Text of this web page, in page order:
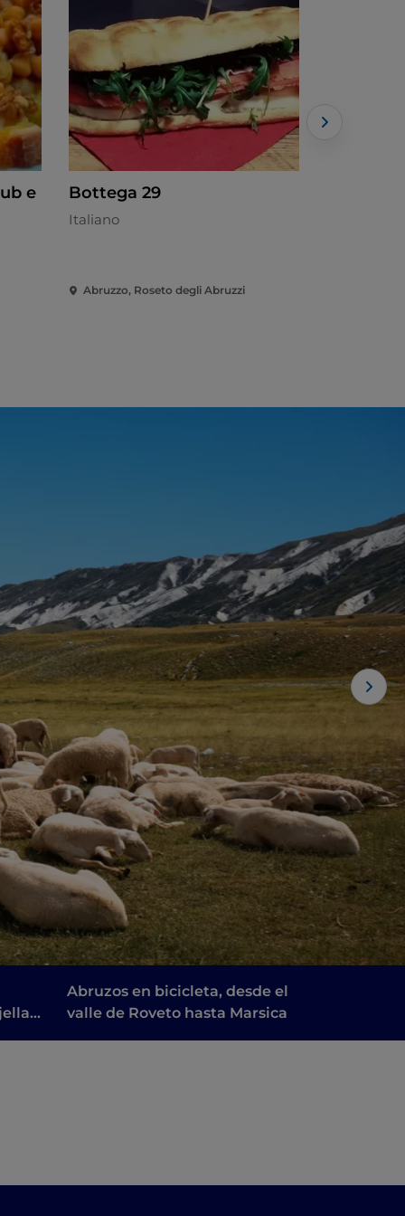
e
Bottega 29
Italiano
Abruzzo, Roseto degli Abruzzi
Abruzos en bicicleta, desde el
valle de Roveto hasta Marsica